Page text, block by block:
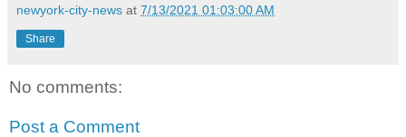
newyork-city-news at 7/13/2021 01:03:00 AM
Share
No comments:
Post a Comment